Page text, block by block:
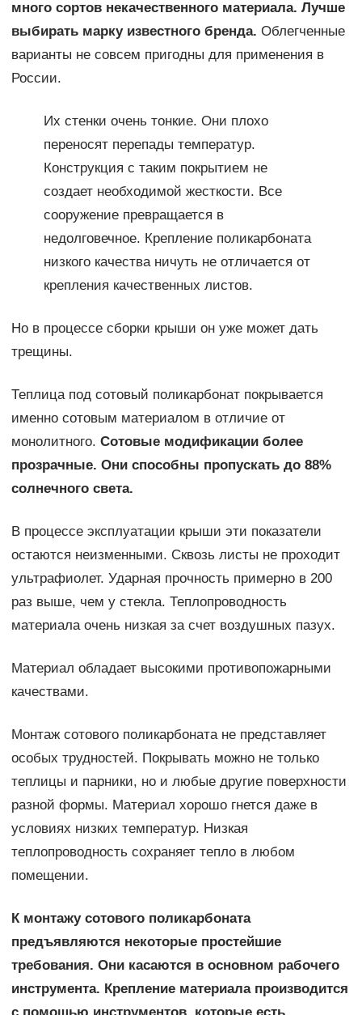
много сортов некачественного материала. Лучше
выбирать марку известного бренда. Облегченные
варианты не совсем пригодны для применения в
России.
Их стенки очень тонкие. Они плохо
переносят перепады температур.
Конструкция с таким покрытием не
создает необходимой жесткости. Все
сооружение превращается в
недолговечное. Крепление поликарбоната
низкого качества ничуть не отличается от
крепления качественных листов.
Но в процессе сборки крыши он уже может дать
трещины.
Теплица под сотовый поликарбонат покрывается
именно сотовым материалом в отличие от
монолитного. Сотовые модификации более
прозрачные. Они способны пропускать до 88%
солнечного света.
В процессе эксплуатации крыши эти показатели
остаются неизменными. Сквозь листы не проходит
ультрафиолет. Ударная прочность примерно в 200
раз выше, чем у стекла. Теплопроводность
материала очень низкая за счет воздушных пазух.
Материал обладает высокими противопожарными
качествами.
Монтаж сотового поликарбоната не представляет
особых трудностей. Покрывать можно не только
теплицы и парники, но и любые другие поверхности
разной формы. Материал хорошо гнется даже в
условиях низких температур. Низкая
теплопроводность сохраняет тепло в любом
помещении.
К монтажу сотового поликарбоната
предъявляются некоторые простейшие
требования. Они касаются в основном рабочего
инструмента. Крепление материала производится
с помощью инструментов, которые есть